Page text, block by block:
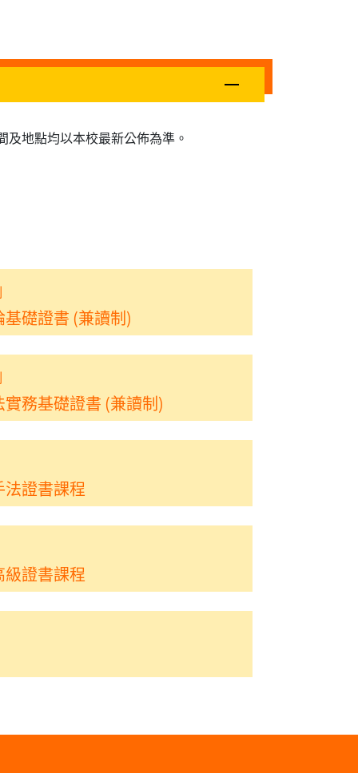
地點均以本校最新公佈為準。
礎證書 (兼讀制)
務基礎證書 (兼讀制)
證書課程
證書課程